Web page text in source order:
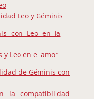
Leo y Géminis
con Leo en la
y Leo en el amor
de Géminis con
la compatibilidad